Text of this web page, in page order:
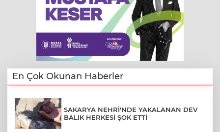
En Çok Okunan Haberler
SAKARYA NEHRİ'NDE YAKALANAN DEV
BALIK HERKESİ ŞOK ETTİ